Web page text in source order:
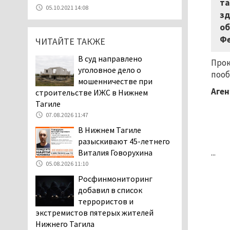
...
Екатеринбург подвергся
атаке БПЛА, восемь из
них были сбиты, три
07.08.2026 11:28
Тагильские спасатели
в лесу мужчине найти
06.08.2026 16:28
Прокуратура
Дзержинского района
возбудила административное дело в
отношении «Водоканала-НТ» из-за
отсутствия холодной воды
06.08.2026 15:42
05.10.2021 14:08
ЧИТАЙТЕ ТАКЖЕ
В суд направлено
уголовное дело о
мошенничестве при
строительстве ИЖС в Нижнем
Тагиле
07.08.2026 11:47
В Нижнем Тагиле
разыскивают 45-летнего
Виталия Говорухина
05.08.2026 11:10
Росфинмониторинг
добавил в список
террористов и
экстремистов пятерых жителей
Нижнего Тагила